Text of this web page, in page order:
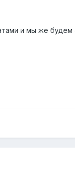
и мы же будем